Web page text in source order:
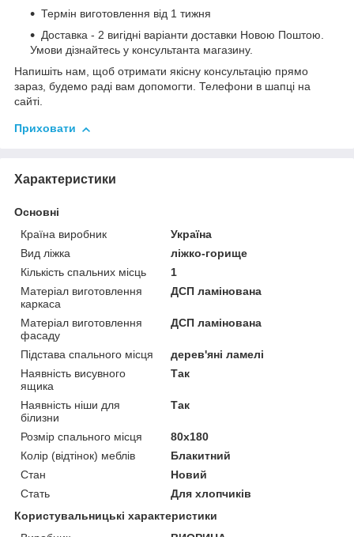
Термін виготовлення від 1 тижня
Доставка - 2 вигідні варіанти доставки Новою Поштою.
Умови дізнайтесь у консультанта магазину.
Напишіть нам, щоб отримати якісну консультацію прямо
зараз, будемо раді вам допомогти. Телефони в шапці на
сайті.
Приховати
Характеристики
Основні
Країна виробник
Україна
Вид ліжка
ліжко-горище
Кількість спальних місць
1
Матеріал виготовлення
каркаса
ДСП ламінована
Матеріал виготовлення
фасаду
ДСП ламінована
Підстава спального місця
дерев'яні ламелі
Наявність висувного
ящика
Так
Наявність ніши для
білизни
Так
Розмір спального місця
80х180
Колір (відтінок) меблів
Блакитний
Стан
Новий
Стать
Для хлопчиків
Користувальницькі характеристики